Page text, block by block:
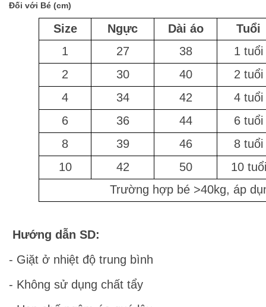
Đối với Bé (cm)
Size Ngực Dài áo
Tuổi
1
27 38
1 tuổi
2
30 40
2 tuổi
4
34 42
4 tuổi
6
36 44
6 tuổi
8
39 46
8 tuổi
10
42 50
10 tuổi
Trường hợp bé >40kg, áp
Hướng dẫn SD:
- Giặt ở nhiệt độ trung bình
- Không sử dụng chất tẩy